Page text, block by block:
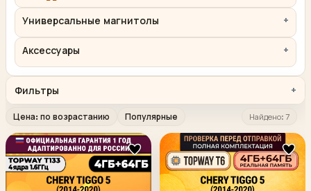
Универсальные магнитолы
Аксессуары
Фильтры
Цена: по возрастанию Популярные Найдено: 7